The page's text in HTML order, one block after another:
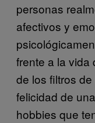
personas
afectivos y
frente a la vida
de los filtros
felicidad de
hobbies que